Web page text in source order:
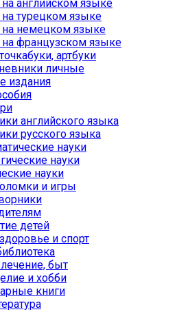
на английском языке
на турецком языке
на немецком языке
на французском языке
артбуки
личные
издания
английского языка
русского языка
науки
науки
науки
и игры
детей
и спорт
быт
и хобби
книги